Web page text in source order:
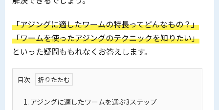
「アジングに適したワームの特長ってどんなもの？」
「ワームを使ったアジングのテクニックを知りたい」
といった疑問ももれなくお答えします。
目次
1. アジングに適したワームを選ぶ3ステップ